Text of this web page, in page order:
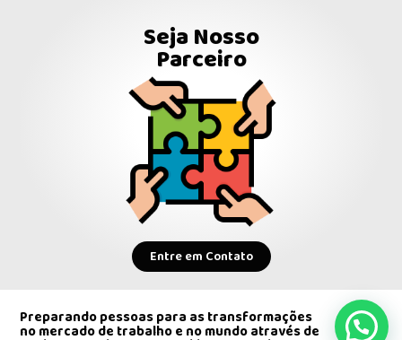
Seja Nosso
Parceiro
Entre em Contato
Preparando pessoas para as transformações
no mercado de trabalho e no mundo através de